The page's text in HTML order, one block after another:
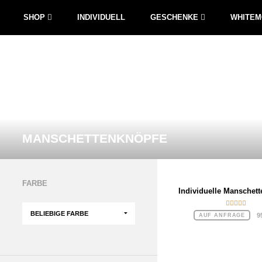
SHOP INDIVIDUELL GESCHENKE
MANSCHETTENKNÖPFE
Individuelle
Bewertet
mit5.00
AUF ANFRAGE
FARBE